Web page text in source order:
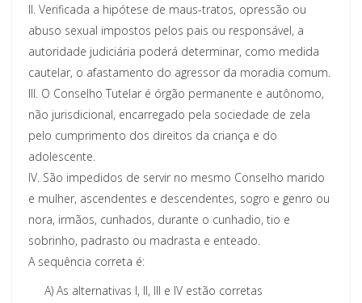
II. Verificada a hipótese de maus-tratos, opressão ou
abuso sexual impostos pelos pais ou responsável, a
autoridade judiciária poderá determinar, como medida
cautelar, o afastamento do agressor da moradia comum.
III. O Conselho Tutelar é órgão permanente e autônomo,
não jurisdicional, encarregado pela sociedade de zela
pelo cumprimento dos direitos da criança e do
adolescente.
IV. São impedidos de servir no mesmo Conselho marido
e mulher, ascendentes e descendentes, sogro e genro ou
nora, irmãos, cunhados, durante o cunhadio, tio e
sobrinho, padrasto ou madrasta e enteado.
A sequência correta é:
A) As alternativas I, II, III e IV estão corretas